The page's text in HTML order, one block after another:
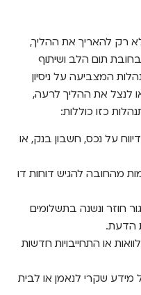
רק להאריך את ההליך,
תום הלב ושיתוף
המצביעה על ניסיון
לנצל את ההליך לרעה,
כזו כוללות:
על נכס, חשבון בנק, או
מהחובה להגיש דוחות דו
חוזר ונשנה בתשלומים
הדעת.
או התחייבויות חדשות
שקרי לנאמן או לבית